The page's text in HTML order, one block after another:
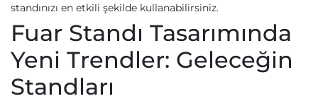
standınızı en etkili şekilde kullanabilirsiniz.
Fuar Standı Tasarımında
Yeni Trendler: Geleceğin
Standları